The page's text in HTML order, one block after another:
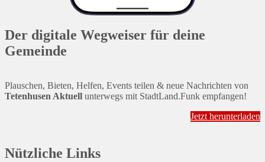
Der digitale Wegweiser für deine
Gemeinde
Plauschen, Bieten, Helfen, Events teilen & neue Nachrichten von
Tetenhusen Aktuell unterwegs mit StadtLand.Funk empfangen!
Jetzt herunterladen
Nützliche Links